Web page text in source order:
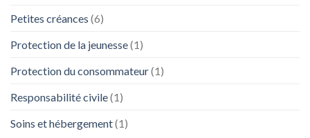
Petites créances (6)
Protection de la jeunesse(1)
Protection du consommateur(1)
Responsabilité civile(1)
Soins et hébergement(1)